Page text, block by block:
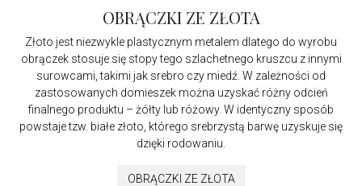
OBRĄCZKI ZE ZŁOTA
Złoto jest niezwykle plastycznym metalem dlatego do wyrobu
obrączek stosuje się stopy tego szlachetnego kruszcu z innymi
surowcami, takimi jak srebro czy miedź. W zależności od
zastosowanych domieszek można uzyskać różny odcień
finalnego produktu – żółty lub różowy. W identyczny sposób
powstaje tzw. białe złoto, którego srebrzystą barwę uzyskuje się
dzięki rodowaniu.
OBRĄCZKI ZE ZŁOTA